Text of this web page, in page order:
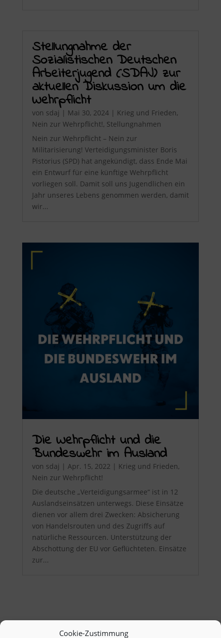
Cookie-Zustimmung
Stellungnahme der
Sozialistischen Deutschen
Arbeiterjugend (SDAJ) zur
aktuellen Diskussion um die
Wehrpflicht
von sdaj | Mai 30, 2024| Krieg und Frieden,
Nein zur Wehrpflicht!, Stellungnahmen
Nein zur Wehrpflicht – Nein zur
Militarisierung! Verteidigungsminister Boris
Pistorius (SPD) hat angekündigt, dass Ende Mai
ein Entwurf für eine künftige Wehrpflicht
vorliegen soll. Damit soll uns Jugendlichen ein
Jahr unseres Lebens genommen werden, damit
wir...
Die Wehrpflicht und die
Bundeswehr im Ausland
von sdaj | Apr. 15, 2022 | Krieg und Frieden,
Nein zur Wehrpflicht!
Die deutsche „Verteidigungsarmee“ ist in 12
Auslandseinsätzen unterwegs. Diese Einsätze
dienen vor allem drei Zwecken: Absicherung
von Handelsrouten und des Zugriffs auf
natürliche Ressourcen. Unterstützung der
Abschottung der EU vor Geflüchteten. Einsätze
zur...